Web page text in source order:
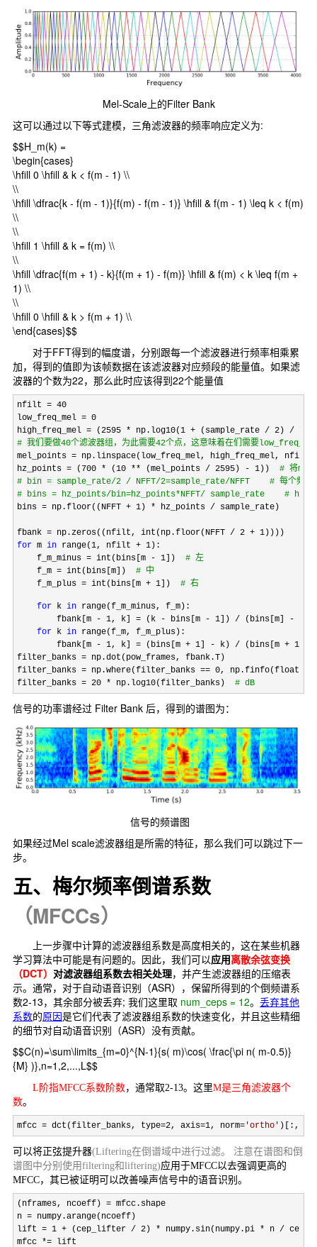
Mel-Scale上的Filter Bank
这可以通过以下等式建模，三角滤波器的频率响应定义为:
$$H_m(k) =
\begin{cases}
\hfill 0 \hfill & k < f(m - 1) \\
\\
\hfill \dfrac{k - f(m - 1)}{f(m) - f(m - 1)} \hfill & f(m - 1) \leq k < f(m)
\\
\\
\hfill 1 \hfill & k = f(m) \\
\\
\hfill \dfrac{f(m + 1) - k}{f(m + 1) - f(m)} \hfill & f(m) < k \leq f(m +
1) \\
\\
\hfill 0 \hfill & k > f(m + 1) \\
\end{cases}$$
对于FFT得到的幅度谱，分别跟每一个滤波器进行频率相乘累
加，得到的值即为该帧数据在该滤波器对应频段的能量值。如果滤
波器的个数为22，那么此时应该得到22个能量值
nfilt = 40
low_freq_mel = 0
high_freq_mel = (2595 * np.log10(1 + (sample_rate / 2) /
# 我们要做40个滤波器组，为此需要42个点，这意味着在们需要
mel_points = np.linspace(low_freq_mel, high_freq_mel,
hz_points = (700 * (10 ** (mel_points / 2595) - 1)) # 将mel
# bin = sample_rate/2 / NFFT/2=sample_rate/NFFT    # 每个频点
# bins = hz_points/bin=hz_points*NFFT/ sample_rate    #
bins = np.floor((NFFT + 1) * hz_points / sample_rate)
fbank = np.zeros((nfilt, int(np.floor(NFFT / 2 + 1
for m in range(1, nfilt + 1):
    f_m_minus
= int(bins[m - 1]) # 左
    f_m = int(bins[m])
# 中
    f_m_plus = int(bins[m + 1])
# 右
for k in range(f_m_minus, f_m):
        fbank[m
- 1, k] = (k - bins[m - 1]) / (bins[m] -
for k in range(f_m, f_m_plus):
        fbank[m
- 1, k] = (bins[m + 1] - k) / (bins[m + 1] -
filter_banks = np.dot(pow_frames, fbank.T)
filter_banks = np.where(filter_banks == 0,
filter_banks = 20 * np.log10(filter_banks) # dB
信号的功率谱经过 Filter Bank 后，得到的谱图为：
信号的频谱图
如果经过Mel scale滤波器组是所需的特征，那么我们可以跳过下一
步。
五、梅尔频率倒谱系数
（MFCCs）
上一步骤中计算的滤波器组系数是高度相关的，这在某些机器
学习算法中可能是有问题的。因此，我们可以应用离散余弦变换
（DCT） 对滤波器组系数去相关处理，并产生滤波器组的压缩表
示。通常，对于自动语音识别（ASR），保留所得到的个倒频谱系
数2-13，其余部分被丢弃; 我们这里取 num_ceps = 12。 丢弃其他
系数的原因是它们代表了滤波器组系数的快速变化，并且这些精细
的细节对自动语音识别（ASR）没有贡献。
$$C(n)=\sum\limits_{m=0}^{N-1}{s( m)\cos( \frac{\pi n( m-0.5)}
{M} )},n=1,2,...,L$$
L阶指MFCC系数阶数，通常取2-13。这里M是三角滤波器个
数。
mfcc = dct(filter_banks, type=2, axis=1, norm= 'ortho ' )[:, 1 :
可以将正弦提升器(Liftering在倒谱域中进行过滤。 注意在谱图和倒
谱图中分别使用filtering和liftering)应用于MFCC以去强调更高的
MFCC，其已被证明可以改善噪声信号中的语音识别。
(nframes, ncoeff) = mfcc.shape
n = numpy.arange(ncoeff)
lift = 1 + (cep_lifter / 2) * numpy.sin(numpy.pi * n /
mfcc *= lift